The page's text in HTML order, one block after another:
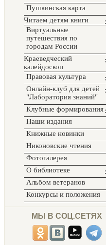
Пушкинская карта
Читаем детям книги
Виртуальные
путешествия по
городам России
Краеведческий
калейдоскоп
Правовая культура
Онлайн-клуб для детей
"Лаборатория знаний"
Клубные формирования
Наши издания
Книжные новинки
Никоновские чтения
Фотогалерея
О библиотеке
Альбом ветеранов
Конкурсы и положения
МЫ В СОЦ.СЕТЯХ